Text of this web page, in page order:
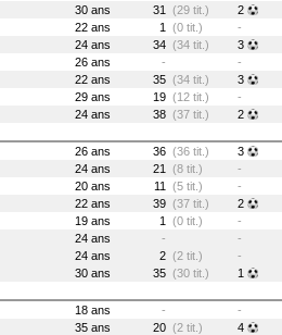
30 ans 31 (29 tit.) 2
22 ans 1 (0 tit.) -
24 ans 34 (34 tit.) 3
26 ans - -
22 ans 35 (34 tit.) 3
29 ans 19 (12 tit.) -
24 ans 38 (37 tit.) 2
26 ans 36 (36 tit.) 3
24 ans 21 (8 tit.) -
20 ans 11 (5 tit.) -
22 ans 39 (37 tit.) 2
19 ans 1 (0 tit.) -
24 ans - -
24 ans 2 (2 tit.) -
30 ans 35 (30 tit.) 1
18 ans - -
35 ans 20 (2 tit.) 4